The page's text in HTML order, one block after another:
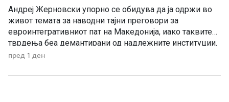
Андреј Жерновски упорно се обидува да ја одржи во
живот темата за наводни тајни преговори за
евроинтегративниот пат на Македонија, иако таквите
тврдења беа демантирани од надлежните институции.
Како што им пукна меурот од сапуница наречен
конструкција – дека власта тајно се подготвува да го
пред 1 ден